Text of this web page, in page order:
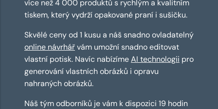
více než 4 000 produktů s rychlým a kvalitním
tiskem, který vydrží opakované praní i sušičku.
Skvělé ceny od 1 kusu a náš snadno ovladatelný
online návrhářvám umožní snadno editovat
vlastní potisk. Navíc nabízímeAI technologii pro
generování vlastních obrázků i opravu
nahraných obrázků.
Náš tým odborníků je vám k dispozici 19 hodin